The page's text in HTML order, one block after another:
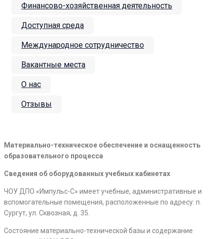
Финансово-хозяйственная деятельность
Доступная среда
Международное сотрудничество
Вакантные места
О нас
Отзывы
Материально-техническое обеспечение и оснащенность
образовательного процесса
Сведения об оборудованных учебных кабинетах
ЧОУ ДПО «Импульс-С» имеет учебные, административные и
вспомогательные помещения, расположенные по адресу: п.
Сургут, ул. Сквозная, д. 35.
Состояние материально-технической базы и содержание